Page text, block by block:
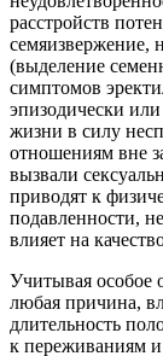
расстройств
семяизвержение,
(выделение
симптомов
эпизодически
жизни в силу
отношениям вне
вызвали
приводят к
подавленности,
влияет на
Учитывая особое
любая причина,
длительность
к переживаниям